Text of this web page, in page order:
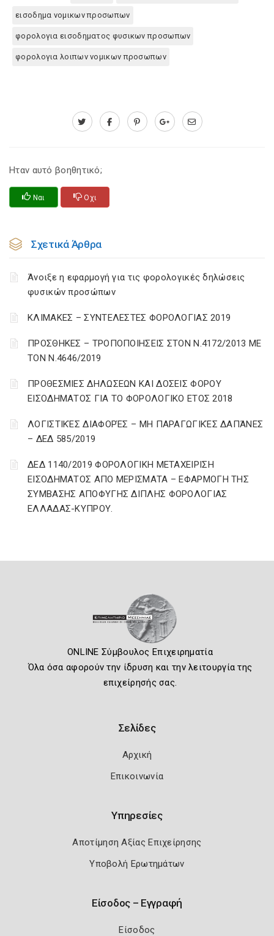
εισοδημα νομικων προσωπων
φορολογια εισοδηματος φυσικων προσωπων
φορολογια λοιπων νομικων προσωπων
Ηταν αυτό βοηθητικό;
Ναι Οχι
Σχετικά Άρθρα
Άνοιξε η εφαρμογή για τις φορολογικές δηλώσεις
φυσικών προσώπων
ΚΛΙΜΑΚΕΣ – ΣΥΝΤΕΛΕΣΤΕΣ ΦΟΡΟΛΟΓΙΑΣ 2019
ΠΡΟΣΘΗΚΕΣ – ΤΡΟΠΟΠΟΙΗΣΕΙΣ ΣΤΟΝ Ν.4172/2013 ΜΕ
ΤΟΝ Ν.4646/2019
ΠΡΟΘΕΣΜΙΕΣ ΔΗΛΩΣΕΩΝ ΚΑΙ ΔΟΣΕΙΣ ΦΟΡΟΥ
ΕΙΣΟΔΗΜΑΤΟΣ ΓΙΑ ΤΟ ΦΟΡΟΛΟΓΙΚΟ ΕΤΟΣ 2018
ΛΟΓΙΣΤΙΚΈΣ ΔΙΑΦΟΡΈΣ – ΜΗ ΠΑΡΑΓΩΓΙΚΈΣ ΔΑΠΆΝΕΣ
– ΔΕΔ 585/2019
ΔΕΔ 1140/2019 ΦΟΡΟΛΟΓΙΚΗ ΜΕΤΑΧΕΙΡΙΣΗ
ΕΙΣΟΔΗΜΑΤΟΣ ΑΠΟ ΜΕΡΙΣΜΑΤΑ – ΕΦΑΡΜΟΓΗ ΤΗΣ
ΣΥΜΒΑΣΗΣ ΑΠΟΦΥΓΗΣ ΔΙΠΛΗΣ ΦΟΡΟΛΟΓΙΑΣ
ΕΛΛΑΔΑΣ-ΚΥΠΡΟΥ.
ONLINE Σύμβουλος Επιχειρηματία
Όλα όσα αφορούν την ίδρυση και την λειτουργία της
επιχείρησής σας.
Σελίδες
Αρχική
Επικοινωνία
Υπηρεσίες
Αποτίμηση Αξίας Επιχείρησης
Υποβολή Ερωτημάτων
Είσοδος – Εγγραφή
Είσοδος